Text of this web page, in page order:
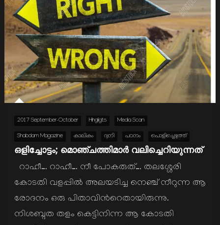
2017 September-October Hihgligts Media Scan
Shabdam Magazine കാലികം ദ്വനി പഠനം പൊളിച്ചെഴുത്ത്
ഒളിച്ചോട്ടം; മൊഞ്ചത്തിമാര്‍ വലിച്ചെറിയുന്നത്
റാഹീ…. റാഹീ…. നീ പോകരുത്…. തലശ്ശേരി
കോടതി വളപ്പില്‍ അലയടിച്ച നെഞ്ച് നീറുന്ന ആ
രോദനം ഒരു പിതാവിന്‍റെതായിരുന്നു.
നിശബ്ദത തളം കെട്ടിനിന്ന ആ കോടതി